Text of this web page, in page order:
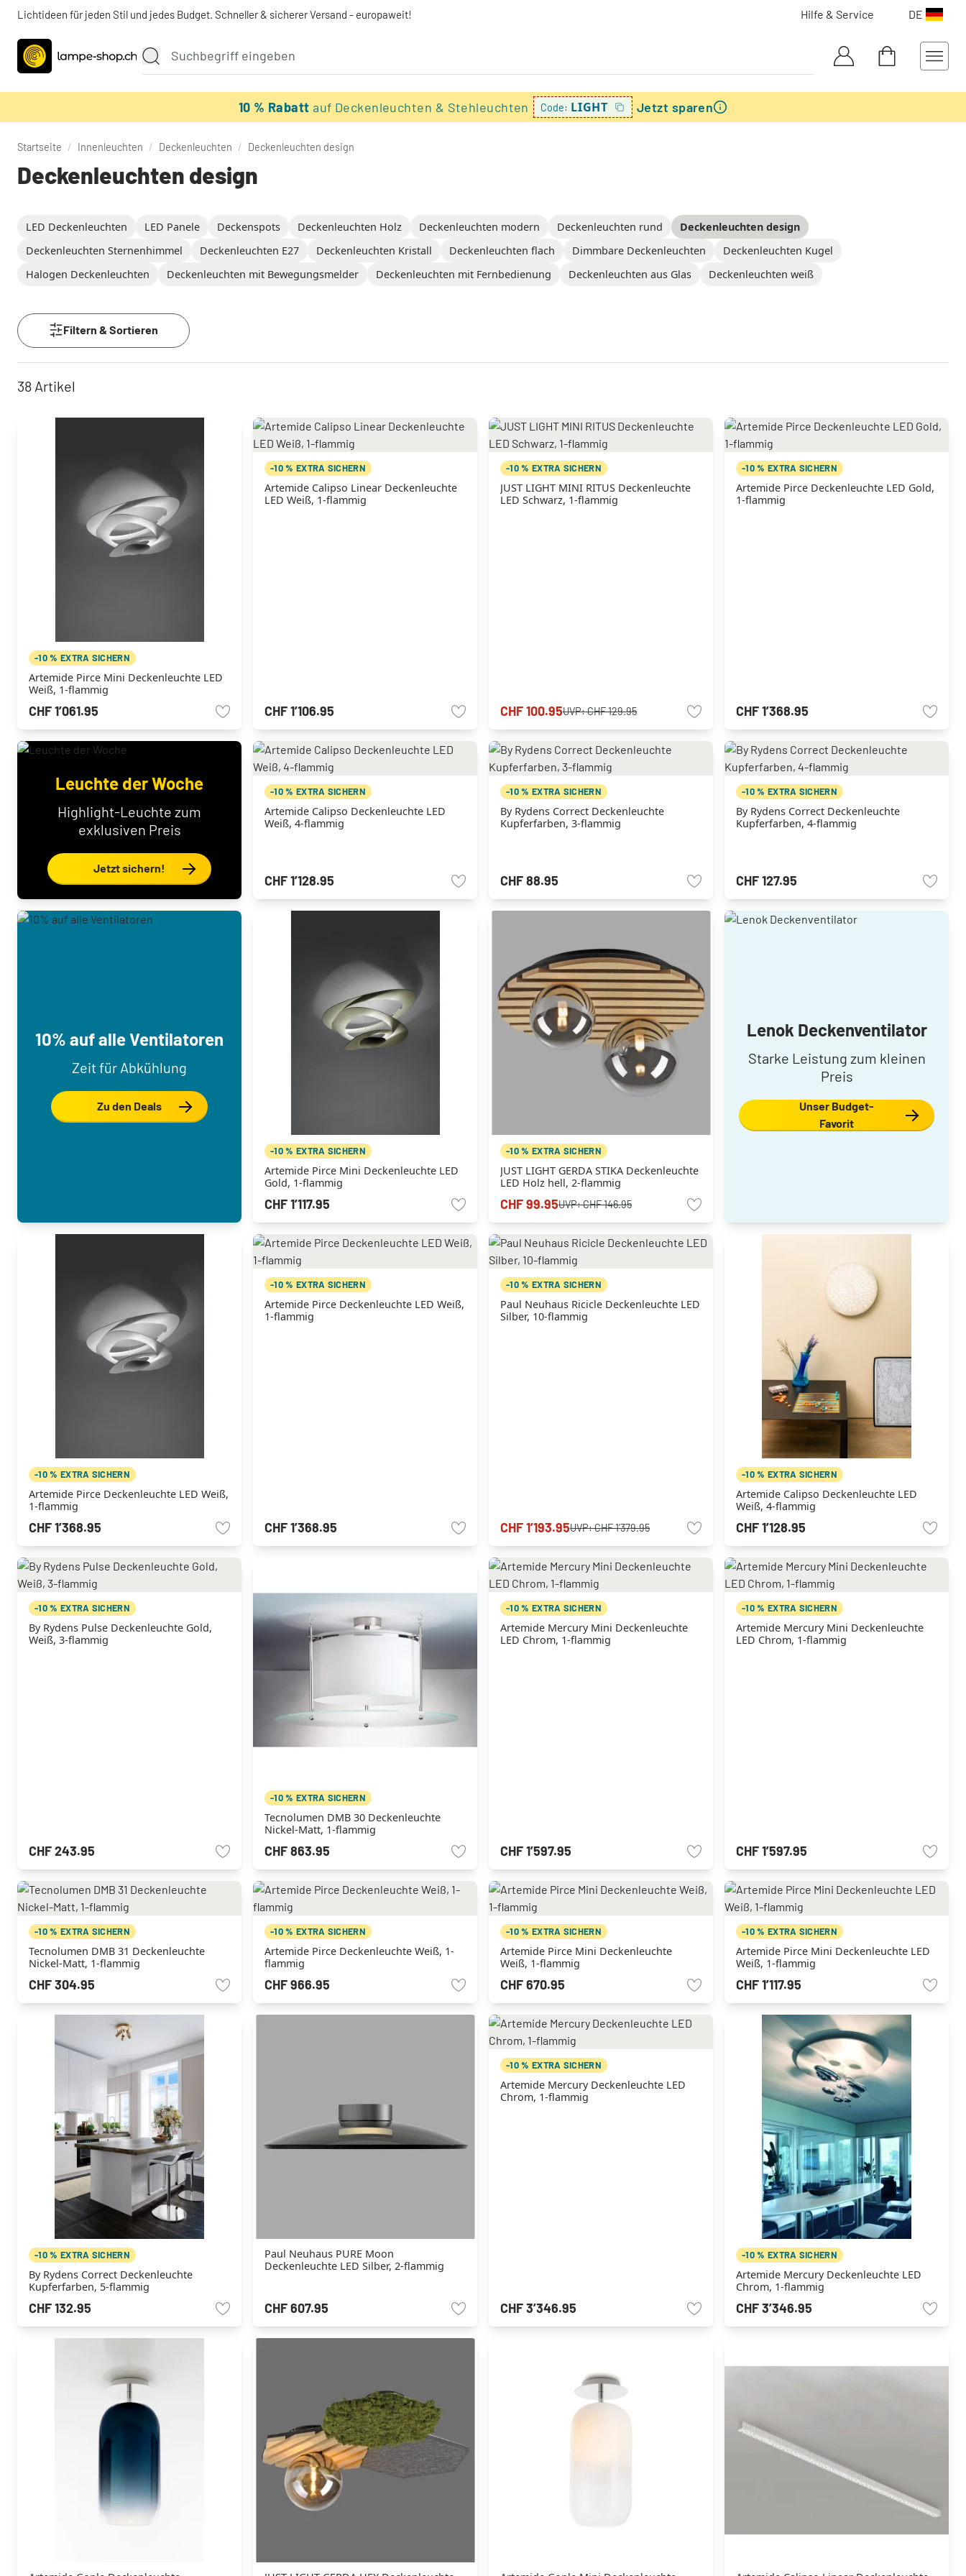
Lichtideen für jeden Stil und jedes Budget. Schneller & sicherer Versand - europaweit! Hilfe & Service DE
10 % Rabattauf Deckenleuchten & Stehleuchten Code: LIGHT Jetzt sparen
Startseite / Innenleuchten / Deckenleuchten / Deckenleuchten design
Deckenleuchten design
LED Deckenleuchten LED Panele Deckenspots Deckenleuchten Holz Deckenleuchten modern Deckenleuchten rund
Deckenleuchten design
Deckenleuchten Sternenhimmel
Deckenleuchten E27 Deckenleuchten Kristall Deckenleuchten flach Dimmbare Deckenleuchten
Deckenleuchten Kugel
Halogen Deckenleuchten
Deckenleuchten mit Bewegungsmelder Deckenleuchten mit Fernbedienung Deckenleuchten aus Glas Deckenleuchten weiß
Filtern & Sortieren
38 Artikel
-10 % EXTRA SICHERN
Artemide Pirce Mini Deckenleuchte LED
Weiß, 1-flammig
CHF 1’061.95
-10 % EXTRA SICHERN
Artemide Calipso Linear Deckenleuchte
LED Weiß, 1-flammig
CHF 1’106.95
-10 % EXTRA SICHERN
JUST LIGHT MINI RITUS Deckenleuchte
LED Schwarz, 1-flammig
CHF 100.95UVP:CHF 129.95
-10 % EXTRA SICHERN
Artemide Pirce Deckenleuchte LED Gold,
1-flammig
CHF 1’368.95
Leuchte der Woche
Highlight-Leuchte zum
exklusiven Preis
Jetzt sichern!
-10 % EXTRA SICHERN
Artemide Calipso Deckenleuchte LED
Weiß, 4-flammig
CHF 1’128.95
-10 % EXTRA SICHERN
By Rydens Correct Deckenleuchte
Kupferfarben, 3-flammig
CHF 88.95
-10 % EXTRA SICHERN
By Rydens Correct Deckenleuchte
Kupferfarben, 4-flammig
CHF 127.95
10% auf alle Ventilatoren
Zeit für Abkühlung
Zu den Deals
-10 % EXTRA SICHERN
Artemide Pirce Mini Deckenleuchte LED
Gold, 1-flammig
CHF 1’117.95
-10 % EXTRA SICHERN
JUST LIGHT GERDA STIKA Deckenleuchte
LED Holz hell, 2-flammig
CHF 99.95UVP:CHF 146.95
Lenok Deckenventilator
Starke Leistung zum kleinen
Preis
Unser Budget-
Favorit
-10 % EXTRA SICHERN
Artemide Pirce Deckenleuchte LED Weiß,
1-flammig
CHF 1’368.95
-10 % EXTRA SICHERN
Artemide Pirce Deckenleuchte LED Weiß,
1-flammig
CHF 1’368.95
-10 % EXTRA SICHERN
Paul Neuhaus Ricicle Deckenleuchte LED
Silber, 10-flammig
CHF 1’193.95UVP:CHF 1’379.95
-10 % EXTRA SICHERN
Artemide Calipso Deckenleuchte LED
Weiß, 4-flammig
CHF 1’128.95
-10 % EXTRA SICHERN
By Rydens Pulse Deckenleuchte Gold,
Weiß, 3-flammig
CHF 243.95
-10 % EXTRA SICHERN
Tecnolumen DMB 30 Deckenleuchte
Nickel-Matt, 1-flammig
CHF 863.95
-10 % EXTRA SICHERN
Artemide Mercury Mini Deckenleuchte
LED Chrom, 1-flammig
CHF 1’597.95
-10 % EXTRA SICHERN
Artemide Mercury Mini Deckenleuchte
LED Chrom, 1-flammig
CHF 1’597.95
-10 % EXTRA SICHERN
Tecnolumen DMB 31 Deckenleuchte
Nickel-Matt, 1-flammig
CHF 304.95
-10 % EXTRA SICHERN
Artemide Pirce Deckenleuchte Weiß, 1-
flammig
CHF 966.95
-10 % EXTRA SICHERN
Artemide Pirce Mini Deckenleuchte
Weiß, 1-flammig
CHF 670.95
-10 % EXTRA SICHERN
Artemide Pirce Mini Deckenleuchte LED
Weiß, 1-flammig
CHF 1’117.95
-10 % EXTRA SICHERN
By Rydens Correct Deckenleuchte
Kupferfarben, 5-flammig
CHF 132.95
Paul Neuhaus PURE Moon
Deckenleuchte LED Silber, 2-flammig
CHF 607.95
-10 % EXTRA SICHERN
Artemide Mercury Deckenleuchte LED
Chrom, 1-flammig
CHF 3’346.95
-10 % EXTRA SICHERN
Artemide Mercury Deckenleuchte LED
Chrom, 1-flammig
CHF 3’346.95